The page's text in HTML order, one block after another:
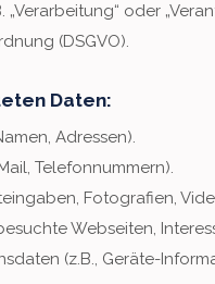
„Verarbeitung“ oder
(DSGVO).
Daten:
Adressen).
Telefonnummern).
Fotografien,
Webseiten,
(z.B., Geräte-